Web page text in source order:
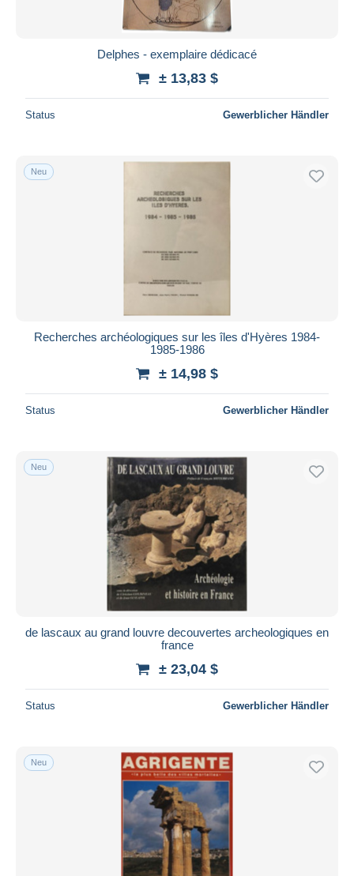
Delphes - exemplaire dédicacé
± 13,83 $
Status Gewerblicher Händler
Neu
Recherches archéologiques sur les îles d'Hyères 1984-
1985-1986
± 14,98 $
Status Gewerblicher Händler
Neu
de lascaux au grand louvre decouvertes archeologiques en
france
± 23,04 $
Status Gewerblicher Händler
Neu